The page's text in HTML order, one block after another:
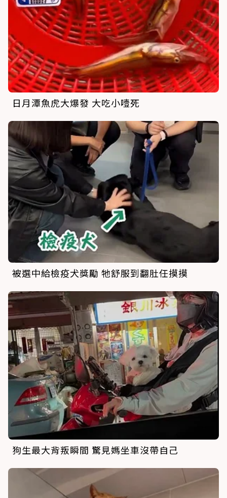
日月潭魚虎大爆發 大吃小噎死
被選中給檢疫犬獎勵 牠舒服到翻肚任摸摸
狗生最大背叛瞬間 驚見媽坐車沒帶自己